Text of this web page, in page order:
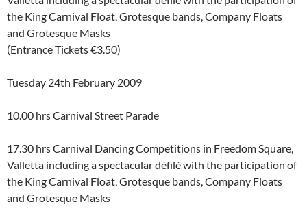
the King Carnival Float, Grotesque bands, Company Floats
and Grotesque Masks
(Entrance Tickets €3.50)
Tuesday 24th February 2009
10.00 hrs Carnival Street Parade
17.30 hrs Carnival Dancing Competitions in Freedom Square,
Valletta including a spectacular défilé with the participation of
the King Carnival Float, Grotesque bands, Company Floats
and Grotesque Masks